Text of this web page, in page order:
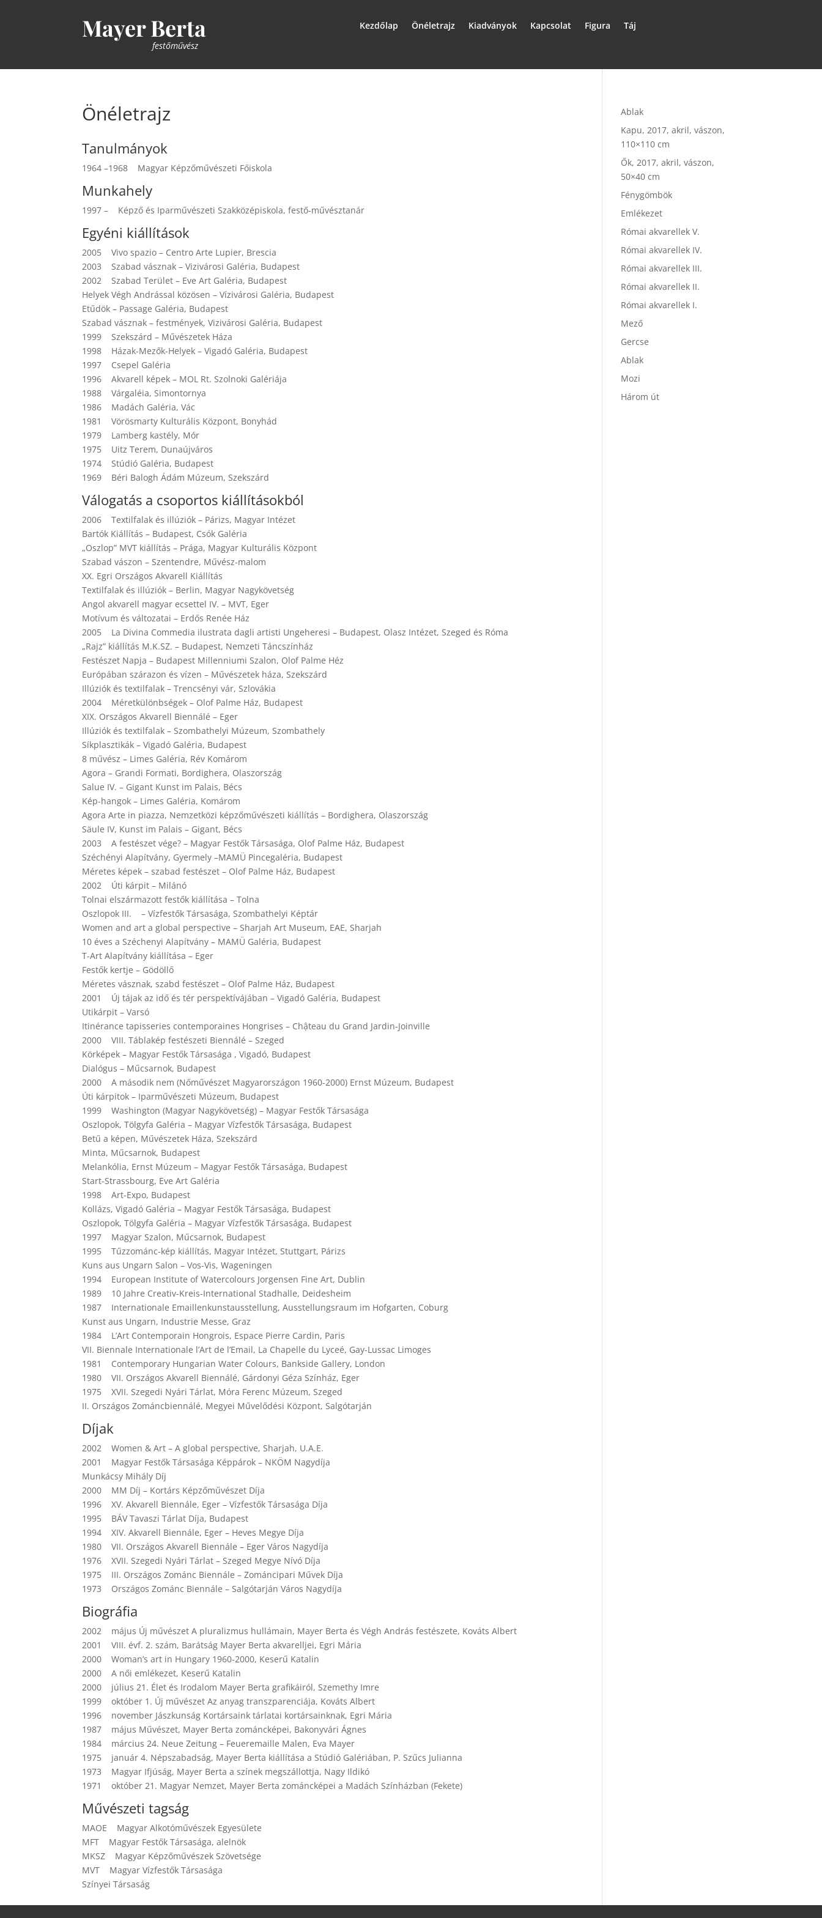
Mayer Berta
festőművész
Kezdőlap Önéletrajz Kiadványok Kapcsolat Figura Táj
Önéletrajz
Tanulmányok
1964 –1968 Magyar Képzőművészeti Főiskola
Munkahely
1997 – Képző és Iparművészeti Szakközépiskola, festő-művésztanár
Egyéni kiállítások
2005 Vivo spazio – Centro Arte Lupier, Brescia
2003 Szabad vásznak – Vizivárosi Galéria, Budapest
2002 Szabad Terület – Eve Art Galéria, Budapest
Helyek Végh Andrással közösen – Vízivárosi Galéria, Budapest
Etűdök – Passage Galéria, Budapest
Szabad vásznak – festmények, Vizivárosi Galéria, Budapest
1999 Szekszárd – Művészetek Háza
1998 Házak-Mezők-Helyek – Vigadó Galéria, Budapest
1997 Csepel Galéria
1996 Akvarell képek – MOL Rt. Szolnoki Galériája
1988 Várgaléia, Simontornya
1986 Madách Galéria, Vác
1981 Vörösmarty Kulturális Központ, Bonyhád
1979 Lamberg kastély, Mór
1975 Uitz Terem, Dunaújváros
1974 Stúdió Galéria, Budapest
1969 Béri Balogh Ádám Múzeum, Szekszárd
Válogatás a csoportos kiállításokból
2006 Textilfalak és illúziók – Párizs, Magyar Intézet
Bartók Kiállítás – Budapest, Csók Galéria
„Oszlop” MVT kiállítás – Prága, Magyar Kulturális Központ
Szabad vászon – Szentendre, Művész-malom
XX. Egri Országos Akvarell Kiállítás
Textilfalak és illúziók – Berlin, Magyar Nagykövetség
Angol akvarell magyar ecsettel IV. – MVT, Eger
Motívum és változatai – Erdős Renée Ház
2005 La Divina Commedia ilustrata dagli artisti Ungeheresi – Budapest, Olasz Intézet, Szeged és Róma
„Rajz” kiállítás M.K.SZ. – Budapest, Nemzeti Táncszínház
Festészet Napja – Budapest Millenniumi Szalon, Olof Palme Héz
Európában szárazon és vízen – Művészetek háza, Szekszárd
Illúziók és textilfalak – Trencsényi vár, Szlovákia
2004 Méretkülönbségek – Olof Palme Ház, Budapest
XIX. Országos Akvarell Biennálé – Eger
Illúziók és textilfalak – Szombathelyi Múzeum, Szombathely
Síkplasztikák – Vigadó Galéria, Budapest
8 művész – Limes Galéria, Rév Komárom
Agora – Grandi Formati, Bordighera, Olaszország
Salue IV. – Gigant Kunst im Palais, Bécs
Kép-hangok – Limes Galéria, Komárom
Agora Arte in piazza, Nemzetközi képzőművészeti kiállítás – Bordighera, Olaszország
Säule IV, Kunst im Palais – Gigant, Bécs
2003 A festészet vége? – Magyar Festők Társasága, Olof Palme Ház, Budapest
Széchényi Alapítvány, Gyermely –MAMÜ Pincegaléria, Budapest
Méretes képek – szabad festészet – Olof Palme Ház, Budapest
2002 Úti kárpit – Milánó
Tolnai elszármazott festők kiállítása – Tolna
Oszlopok III. – Vízfestők Társasága, Szombathelyi Képtár
Women and art a global perspective – Sharjah Art Museum, EAE, Sharjah
10 éves a Széchenyi Alapítvány – MAMÜ Galéria, Budapest
T-Art Alapítvány kiállítása – Eger
Festők kertje – Gödöllő
Méretes vásznak, szabd festészet – Olof Palme Ház, Budapest
2001 Új tájak az idő és tér perspektívájában – Vigadó Galéria, Budapest
Utikárpit – Varsó
Itinérance tapisseries contemporaines Hongrises – Chậteau du Grand Jardin-Joinville
2000 VIII. Táblakép festészeti Biennálé – Szeged
Körképek – Magyar Festők Társasága , Vigadó, Budapest
Dialógus – Műcsarnok, Budapest
2000 A második nem (Nőművészet Magyarországon 1960-2000) Ernst Múzeum, Budapest
Úti kárpitok – Iparművészeti Múzeum, Budapest
1999 Washington (Magyar Nagykövetség) – Magyar Festők Társasága
Oszlopok, Tölgyfa Galéria – Magyar Vízfestők Társasága, Budapest
Betű a képen, Művészetek Háza, Szekszárd
Minta, Műcsarnok, Budapest
Melankólia, Ernst Múzeum – Magyar Festők Társasága, Budapest
Start-Strassbourg, Eve Art Galéria
1998 Art-Expo, Budapest
Kollázs, Vigadó Galéria – Magyar Festők Társasága, Budapest
Oszlopok, Tölgyfa Galéria – Magyar Vízfestők Társasága, Budapest
1997 Magyar Szalon, Műcsarnok, Budapest
1995 Tűzzománc-kép kiállítás, Magyar Intézet, Stuttgart, Párizs
Kuns aus Ungarn Salon – Vos-Vis, Wageningen
1994 European Institute of Watercolours Jorgensen Fine Art, Dublin
1989 10 Jahre Creativ-Kreis-International Stadhalle, Deidesheim
1987 Internationale Emaillenkunstausstellung, Ausstellungsraum im Hofgarten, Coburg
Kunst aus Ungarn, Industrie Messe, Graz
1984 L’Art Contemporain Hongrois, Espace Pierre Cardin, Paris
VII. Biennale Internationale l’Art de l’Email, La Chapelle du Lyceé, Gay-Lussac Limoges
1981 Contemporary Hungarian Water Colours, Bankside Gallery, London
1980 VII. Országos Akvarell Biennálé, Gárdonyi Géza Színház, Eger
1975 XVII. Szegedi Nyári Tárlat, Móra Ferenc Múzeum, Szeged
II. Országos Zománcbiennálé, Megyei Művelődési Központ, Salgótarján
Díjak
2002 Women & Art – A global perspective, Sharjah, U.A.E.
2001 Magyar Festők Társasága Képpárok – NKÖM Nagydíja
Munkácsy Mihály Díj
2000 MM Díj – Kortárs Képzőművészet Díja
1996 XV. Akvarell Biennále, Eger – Vízfestők Társasága Díja
1995 BÁV Tavaszi Tárlat Díja, Budapest
1994 XIV. Akvarell Biennále, Eger – Heves Megye Díja
1980 VII. Országos Akvarell Biennále – Eger Város Nagydíja
1976 XVII. Szegedi Nyári Tárlat – Szeged Megye Nívó Díja
1975 III. Országos Zománc Biennále – Zománcipari Művek Díja
1973 Országos Zománc Biennále – Salgótarján Város Nagydíja
Biográfia
2002 május Új művészet A pluralizmus hullámain, Mayer Berta és Végh András festészete, Kováts Albert
2001 VIII. évf. 2. szám, Barátság Mayer Berta akvarelljei, Egri Mária
2000 Woman’s art in Hungary 1960-2000, Keserű Katalin
2000 A női emlékezet, Keserű Katalin
2000 július 21. Élet és Irodalom Mayer Berta grafikáiról, Szemethy Imre
1999 október 1. Új művészet Az anyag transzparenciája, Kováts Albert
1996 november Jászkunság Kortársaink tárlatai kortársainknak, Egri Mária
1987 május Művészet, Mayer Berta zománcképei, Bakonyvári Ágnes
1984 március 24. Neue Zeitung – Feueremaille Malen, Eva Mayer
1975 január 4. Népszabadság, Mayer Berta kiállítása a Stúdió Galériában, P. Szűcs Julianna
1973 Magyar Ifjúság, Mayer Berta a színek megszállottja, Nagy Ildikó
1971 október 21. Magyar Nemzet, Mayer Berta zománcképei a Madách Színházban (Fekete)
Művészeti tagság
MAOE Magyar Alkotóművészek Egyesülete
MFT Magyar Festők Társasága, alelnök
MKSZ Magyar Képzőművészek Szövetsége
MVT Magyar Vízfestők Társasága
Színyei Társaság
Ablak
Kapu, 2017, akril, vászon,
110×110 cm
Ők, 2017, akril, vászon,
50×40 cm
Fénygömbök
Emlékezet
Római akvarellek V.
Római akvarellek IV.
Római akvarellek III.
Római akvarellek II.
Római akvarellek I.
Mező
Gercse
Ablak
Mozi
Három út